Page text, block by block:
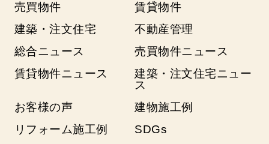
売買物件
賃貸物件
建築・注文住宅
不動産管理
総合ニュース
売買物件ニュース
賃貸物件ニュース
建築・注文住宅ニュー
ス
お客様の声
建物施工例
リフォーム施工例
SDGs